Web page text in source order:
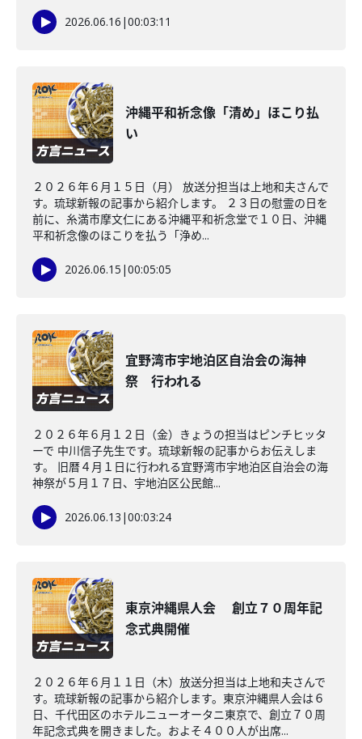
2026.06.16 |00:03:11
沖縄平和祈念像「清め」ほこり払
い
２０２６年６月１５日（月） 放送分担当は上地和夫さんで
す。琉球新報の記事から紹介します。 ２３日の慰霊の日を
前に、糸満市摩文仁にある沖縄平和祈念堂で１０日、沖縄
平和祈念像のほこりを払う「浄め...
2026.06.15 |00:05:05
宜野湾市宇地泊区自治会の海神
祭 行われる
２０２６年６月１２日（金）きょうの担当はピンチヒッタ
ーで 中川信子先生です。琉球新報の記事からお伝えしま
す。 旧暦４月１日に行われる宜野湾市宇地泊区自治会の海
神祭が５月１７日、宇地泊区公民館...
2026.06.13 |00:03:24
東京沖縄県人会 創立７０周年記
念式典開催
２０２６年６月１１日（木）放送分担当は上地和夫さんで
す。琉球新報の記事から紹介します。東京沖縄県人会は６
日、千代田区のホテルニューオータニ東京で、創立７０周
年記念式典を開きました。およそ４００人が出席...